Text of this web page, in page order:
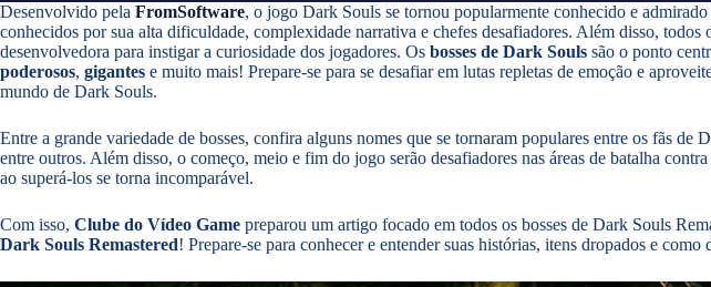
Desenvolvido pela FromSoftware, o jogo Dark Souls se tornou popularmente conhecido e
conhecidos por sua alta dificuldade, complexidade narrativa e chefes desafiadores. Além disso,
desenvolvedora para instigar a curiosidade dos jogadores. Os bosses de Dark Souls são o ponto
poderosos, gigantes e muito mais! Prepare-se para se desafiar em lutas repletas de emoção e
mundo de Dark Souls.
Entre a grande variedade de bosses, confira alguns nomes que se tornaram populares entre os fãs de
entre outros. Além disso, o começo, meio e fim do jogo serão desafiadores nas áreas de batalha
ao superá-los se torna incomparável.
Com isso, Clube do Vídeo Game preparou um artigo focado em todos os bosses de Dark Souls
Dark Souls Remastered! Prepare-se para conhecer e entender suas histórias, itens dropados e como